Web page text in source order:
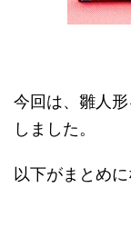
今回は、雛人
しました。
以下がまとめに